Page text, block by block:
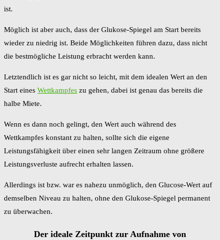
ist.
Möglich ist aber auch, dass der Glukose-Spiegel am Start bereits
wieder zu niedrig ist. Beide Möglichkeiten führen dazu, dass nicht
die bestmögliche Leistung erbracht werden kann.
Letztendlich ist es gar nicht so leicht, mit dem idealen Wert an den
Start eines Wettkampfes zu gehen, dabei ist genau das bereits die
halbe Miete.
Wenn es dann noch gelingt, den Wert auch während des
Wettkampfes konstant zu halten, sollte sich die eigene
Leistungsfähigkeit über einen sehr langen Zeitraum ohne größere
Leistungsverluste aufrecht erhalten lassen.
Allerdings ist bzw. war es nahezu unmöglich, den Glucose-Wert auf
demselben Niveau zu halten, ohne den Glukose-Spiegel permanent
zu überwachen.
Der ideale Zeitpunkt zur Aufnahme von